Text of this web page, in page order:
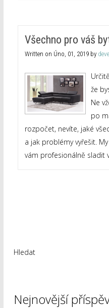
Všechno pro váš
Written on Úno, 01, 2019 by
že
Ne
po
rozpočet, nevíte, jaké
a jak problémy vyřešit.
vám profesionálně sladit
Hledat
Nejnovější